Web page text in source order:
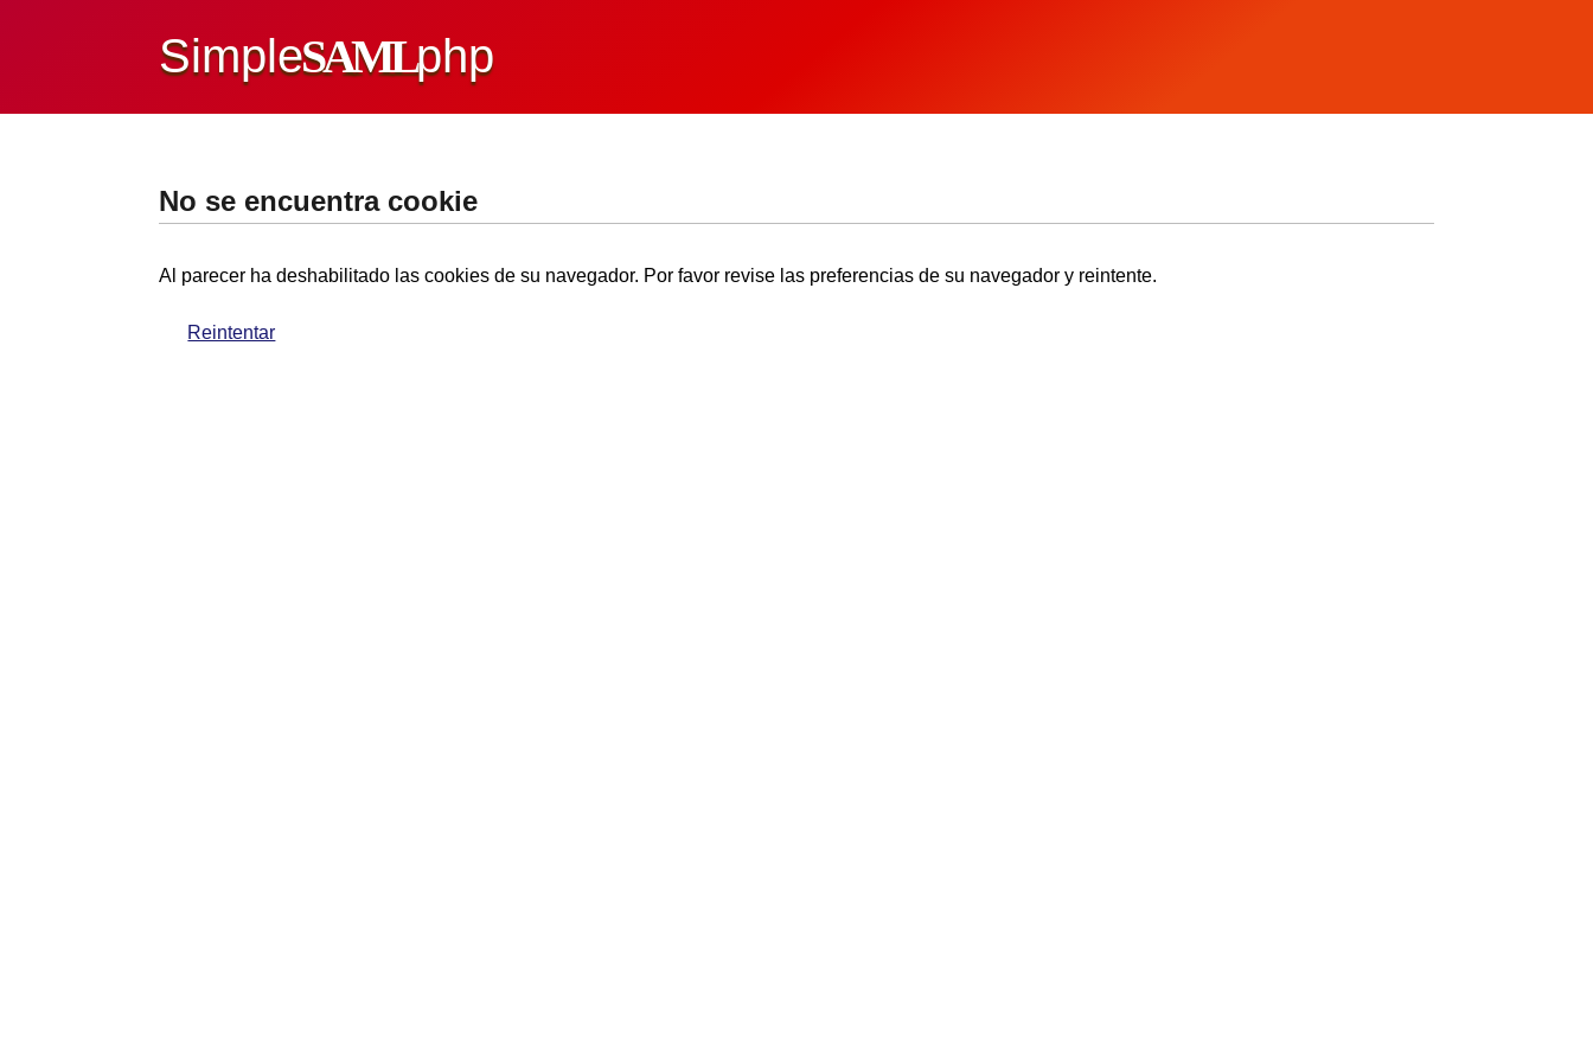
SimpleSAMLphp
No se encuentra cookie
Al parecer ha deshabilitado las cookies de su navegador. Por favor revise las preferencias de su navegador y reintente.
Reintentar